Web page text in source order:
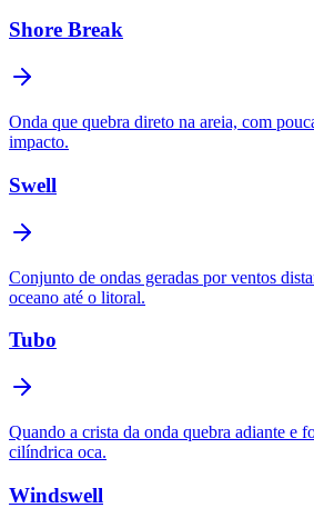
Shore Break
Onda que quebra direto na areia, com
impacto.
Swell
Conjunto de ondas geradas por ventos
oceano até o litoral.
Tubo
Quando a crista da onda quebra adiante e
cilíndrica oca.
Windswell